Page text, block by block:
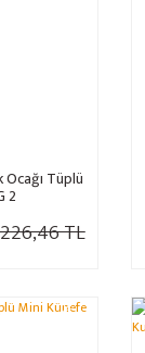
Tüplü
2
TL
%32